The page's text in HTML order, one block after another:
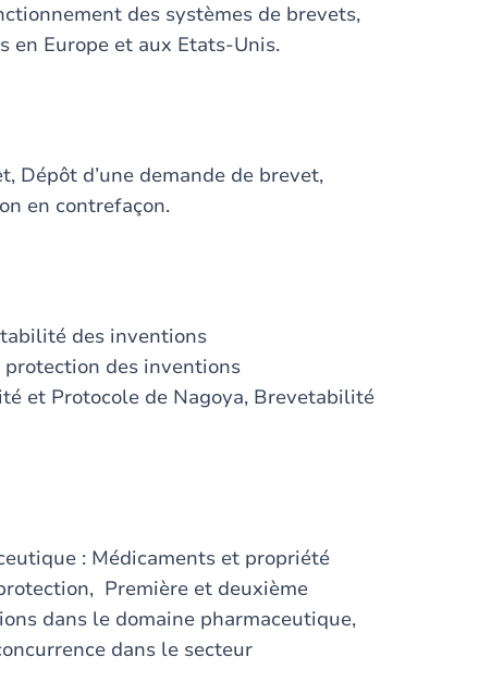
des systèmes de brevets,
en Europe et aux Etats-Unis.
Dépôt d’une demande de brevet,
en contrefaçon.
des inventions
des inventions
et Protocole de Nagoya, Brevetabilité
: Médicaments et propriété
Première et deuxième
dans le domaine pharmaceutique,
dans le secteur